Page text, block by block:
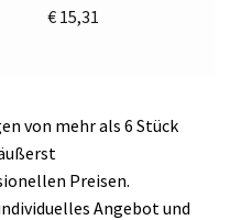
€ 15,31
von mehr als 6 Stück
Preisen.
Angebot und